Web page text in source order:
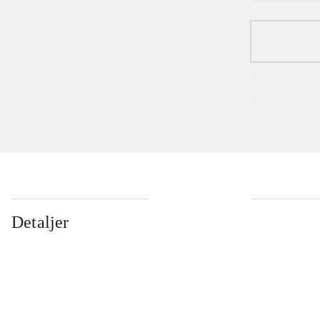
Detaljer